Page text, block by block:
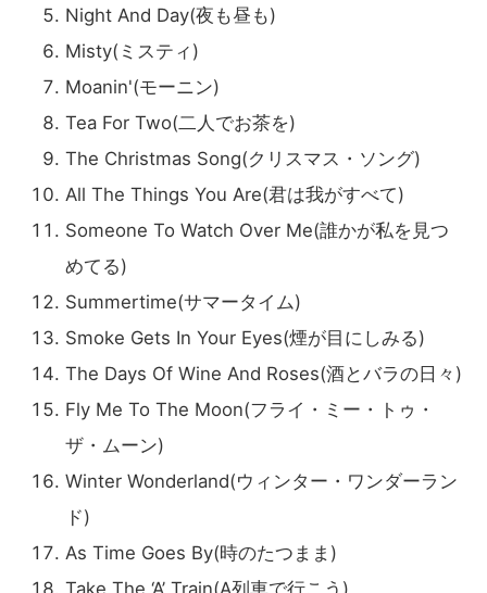
Night And Day(夜も昼も)
Misty(ミスティ)
Moanin'(モーニン)
Tea For Two(二人でお茶を)
The Christmas Song(クリスマス・ソング)
All The Things You Are(君は我がすべて)
Someone To Watch Over Me(誰かが私を見つ
めてる)
Summertime(サマータイム)
Smoke Gets In Your Eyes(煙が目にしみる)
The Days Of Wine And Roses(酒とバラの日々)
Fly Me To The Moon(フライ・ミー・トゥ・
ザ・ムーン)
Winter Wonderland(ウィンター・ワンダーラン
ド)
As Time Goes By(時のたつまま)
Take The ‘A’ Train(A列車で行こう)